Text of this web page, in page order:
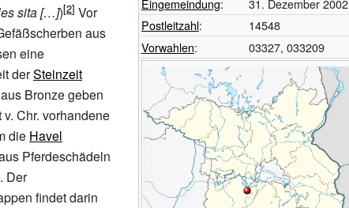
Eingemeindung: 31. Dezember 2002
Postleitzahl:
14548
Vorwahlen: 03327, 033209
sita […])
Vor
aus
eine
derSteinzeit
Bronze geben
Chr. vorhandene
die Havel
Pferdeschädeln
Der
findet darin